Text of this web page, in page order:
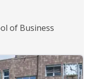
of Business